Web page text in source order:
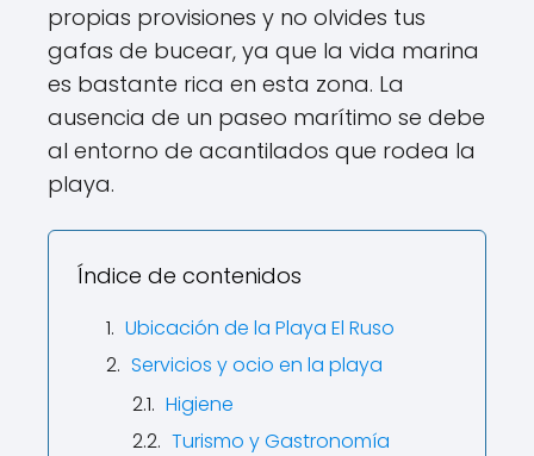
propias provisiones y no olvides tus
gafas de bucear, ya que la vida marina
es bastante rica en esta zona. La
ausencia de un paseo marítimo se debe
al entorno de acantilados que rodea la
playa.
Índice de contenidos
Ubicación de la Playa El Ruso
Servicios y ocio en la playa
Higiene
Turismo y Gastronomía